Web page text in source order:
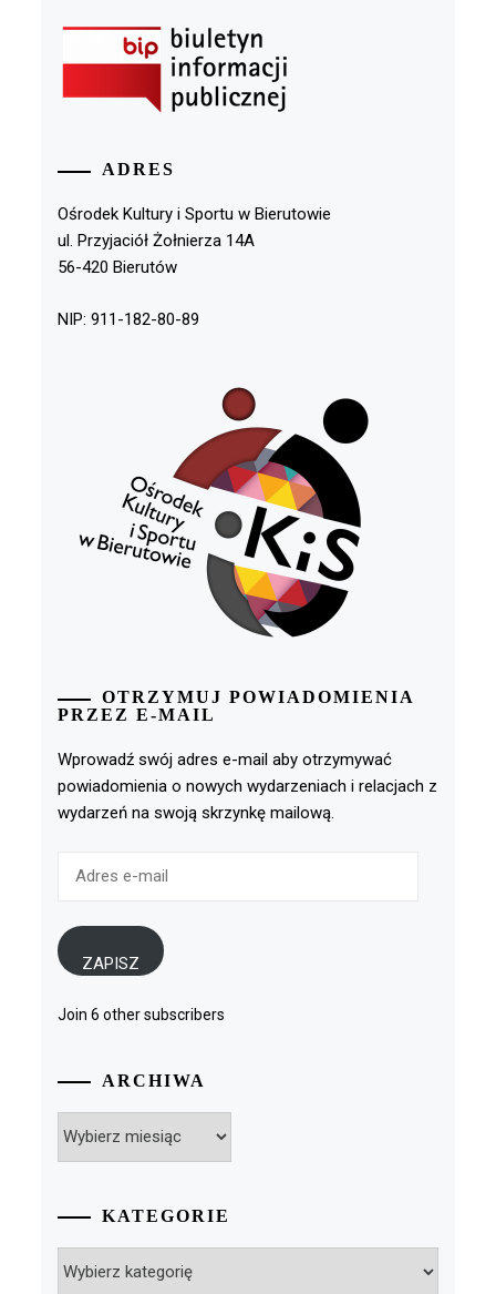
ADRES
Ośrodek Kultury i Sportu w Bierutowie
ul. Przyjaciół Żołnierza 14A
56-420 Bierutów
NIP: 911-182-80-89
OTRZYMUJ POWIADOMIENIA
PRZEZ E-MAIL
Wprowadź swój adres e-mail aby otrzymywać
powiadomienia o nowych wydarzeniach i relacjach z
wydarzeń na swoją skrzynkę mailową.
ZAPISZ
Join 6 other subscribers
ARCHIWA
KATEGORIE